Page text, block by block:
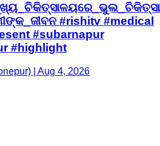
#rishitv #medical
#subarnapur
#highlight
| Aug 4, 2026